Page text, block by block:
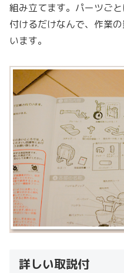
組み立てます。パーツご
付けるだけなんで、作業
います。
詳しい取説付